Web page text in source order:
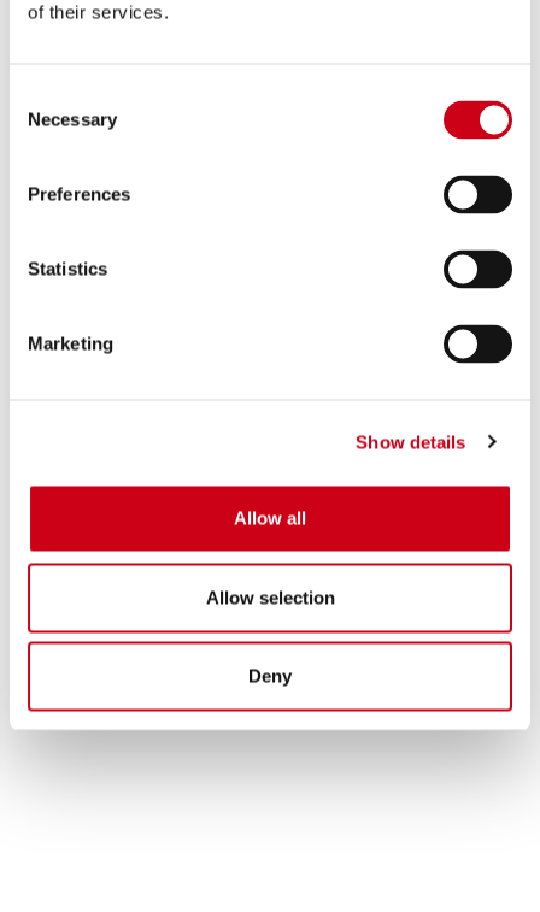
of their services.
Selection
Necessary
Preferences
Statistics
Marketing
Show details
Allow all
Allow selection
Deny
PRODOTTO